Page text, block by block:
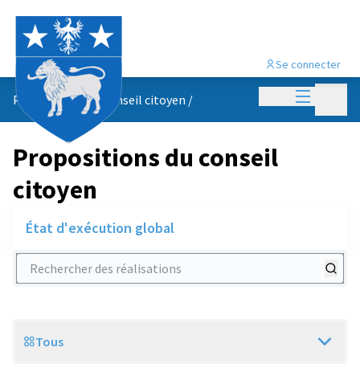
Menu
Se connecter
Propositions du conseil citoyen /
Propositions du conseil
citoyen
État d'exécution global
Rechercher des réalisations
Scope
Tous